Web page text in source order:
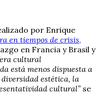
por Enrique
en tiempos de crisis,
en Francia y Brasil y
cultural
está menos dispuesta a
estética, la
cultural” se